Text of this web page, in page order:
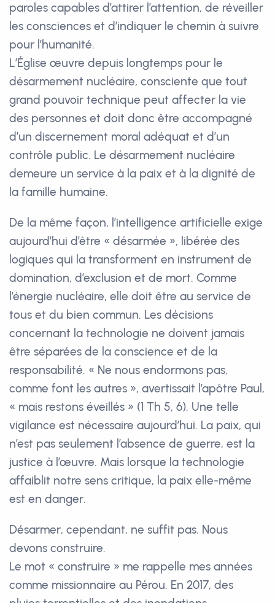
paroles capables d’attirer l’attention, de réveiller
les consciences et d’indiquer le chemin à suivre
pour l’humanité.
L’Église œuvre depuis longtemps pour le
désarmement nucléaire, consciente que tout
grand pouvoir technique peut affecter la vie
des personnes et doit donc être accompagné
d’un discernement moral adéquat et d’un
contrôle public. Le désarmement nucléaire
demeure un service à la paix et à la dignité de
la famille humaine.
De la même façon, l’intelligence artificielle exige
aujourd’hui d’être « désarmée », libérée des
logiques qui la transforment en instrument de
domination, d’exclusion et de mort. Comme
l’énergie nucléaire, elle doit être au service de
tous et du bien commun. Les décisions
concernant la technologie ne doivent jamais
être séparées de la conscience et de la
responsabilité. « Ne nous endormons pas,
comme font les autres », avertissait l’apôtre Paul,
« mais restons éveillés » (1 Th 5, 6). Une telle
vigilance est nécessaire aujourd’hui. La paix, qui
n’est pas seulement l’absence de guerre, est la
justice à l’œuvre. Mais lorsque la technologie
affaiblit notre sens critique, la paix elle-même
est en danger.
Désarmer, cependant, ne suffit pas. Nous
devons construire.
Le mot « construire » me rappelle mes années
comme missionnaire au Pérou. En 2017, des